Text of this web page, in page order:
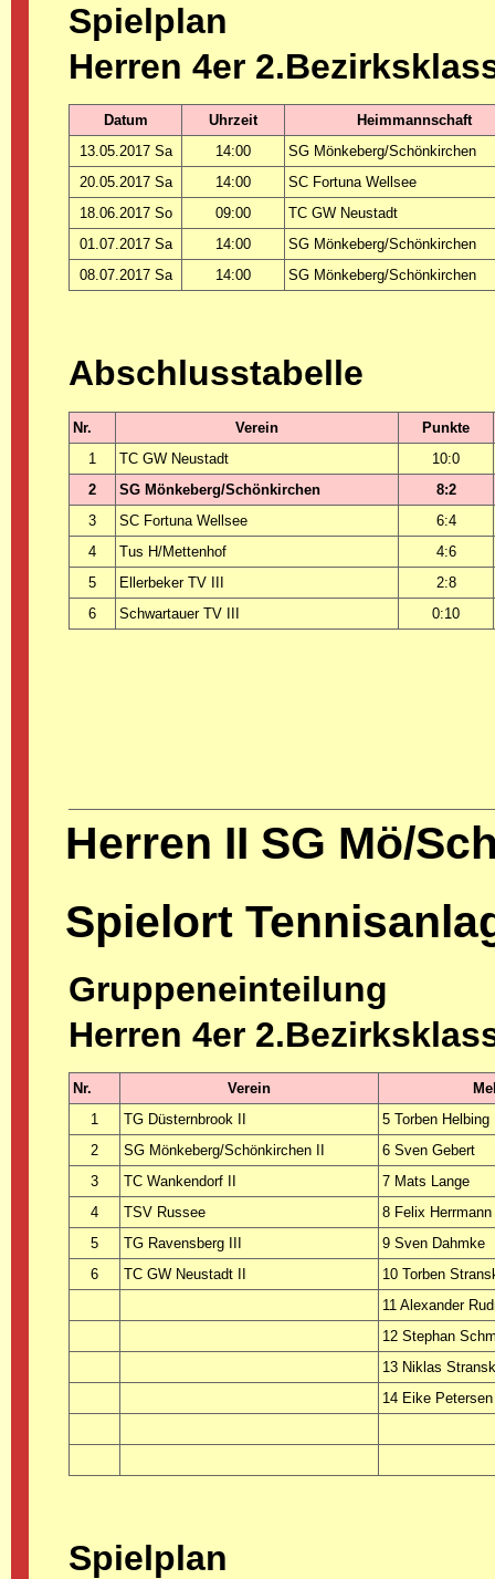
Spielplan
Herren 4er
Datum Uhrzeit
Heimmannschaft
13.05.2017 Sa
14:00
SG Mönkeberg/Schönkirchen
20.05.2017 Sa
14:00
SC Fortuna Wellsee
18.06.2017 So
09:00
TC GW Neustadt
01.07.2017 Sa
14:00
SG Mönkeberg/Schönkirchen
08.07.2017 Sa
14:00 SG Mönkeberg/Schönkirchen
Abschlusstabelle
Nr. Verein
Punkte
1
TC GW Neustadt
10:0
2
SG Mönkeberg/Schönkirchen
8:2
3
SC Fortuna Wellsee
6:4
4
Tus H/Mettenhof
4:6
5
Ellerbeker TV III
2:8
6
Schwartauer TV III 0:10
Herren II SG Mö/
Spielort
Gruppeneinteilung
Herren 4er
Nr. Verein
1
TG Düsternbrook II
5 Torben Helbing
2
SG Mönkeberg/Schönkirchen II
6 Sven Gebert
3
TC Wankendorf II
7 Mats Lange
4
TSV Russee
8 Felix Herrmann
5
TG Ravensberg III
9 Sven Dahmke
6
TC GW Neustadt II
10 Torben
11 Alexander
12 Stephan
13 Niklas
14 Eike Petersen
Spielplan